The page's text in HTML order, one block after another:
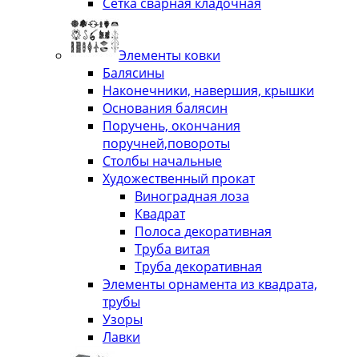
Элементы ковки
Балясины
Наконечники, навершия, крышки
Основания балясин
Поручень, окончания
поручней,повороты
Столбы начальные
Художественный прокат
Виноградная лоза
Квадрат
Полоса декоративная
Труба витая
Труба декоративная
Элементы орнамента из квадрата,
трубы
Узоры
Лавки